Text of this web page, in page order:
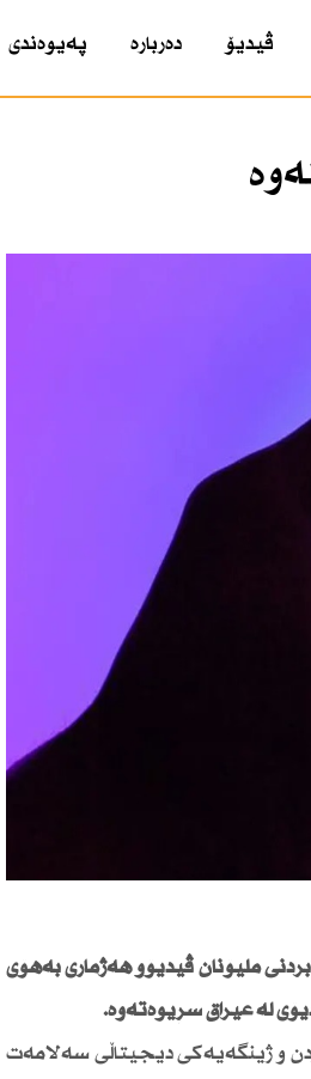
ڤیدیۆ دەربارە پەیوەندی
پلاتفۆرمی تیكتۆك لەكۆتاییەكانی ساڵی 2025ـەوە لابردنی ملیۆنان ڤیدیۆو هەژماری بەهۆی
و ژینگەیەكی دیجیتاڵی سەلامەت